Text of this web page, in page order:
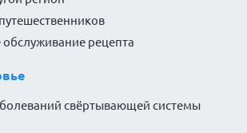
рецепта
свёртывающей системы